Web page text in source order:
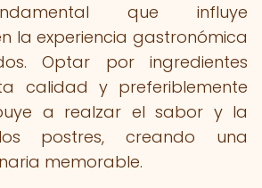
que influye
la experiencia gastronómica
Optar por ingredientes
calidad y preferiblemente
a realzar el sabor y la
postres, creando una
memorable.